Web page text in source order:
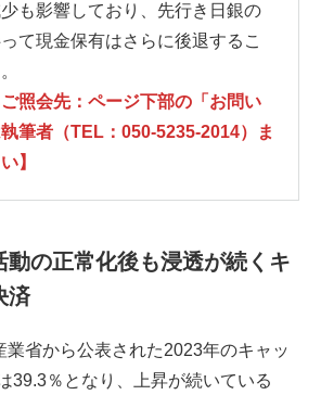
も影響しており、先行き日銀の
て現金保有はさらに後退するこ
ご照会先：ページ下部の「お問い
筆者（TEL：050-5235-2014）ま
】
動の正常化後も浸透が続くキ
済
業省から公表された2023年のキャッ
39.3％となり、上昇が続いている